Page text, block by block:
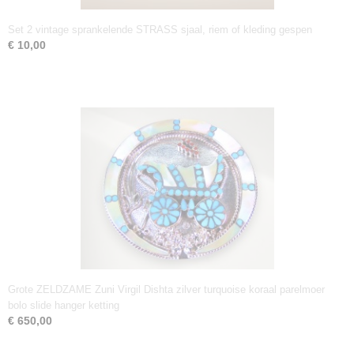
Set 2 vintage sprankelende STRASS sjaal, riem of kleding gespen
€ 10,00
Grote ZELDZAME Zuni Virgil Dishta zilver turquoise koraal parelmoer
bolo slide hanger ketting
€ 650,00